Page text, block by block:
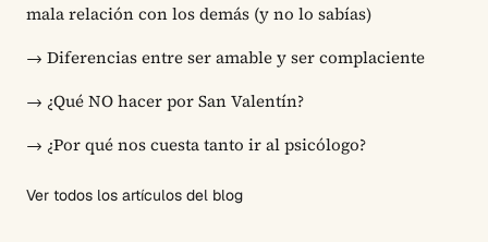
mala relación con los demás (y no lo sabías)
→ Diferencias entre ser amable y ser complaciente
→ ¿Qué NO hacer por San Valentín?
→ ¿Por qué nos cuesta tanto ir al psicólogo?
Ver todos los artículos del blog